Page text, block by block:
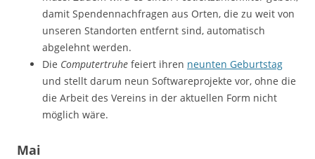
damit Spendennachfragen aus Orten, die zu weit von
unseren Standorten entfernt sind, automatisch
abgelehnt werden.
Die Computertruhe feiert ihren neunten Geburtstag
und stellt darum neun Softwareprojekte vor, ohne die
die Arbeit des Vereins in der aktuellen Form nicht
möglich wäre.
Mai